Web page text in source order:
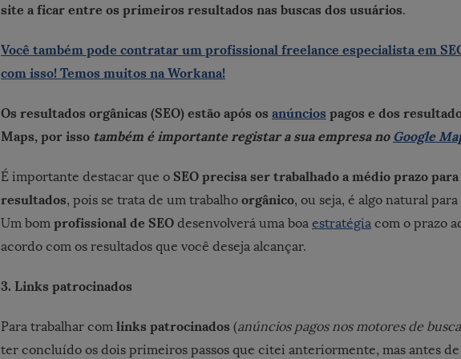
site a ficar entre os primeiros resultados nas buscas dos usuários.
Você também pode contratar um profissional freelance especialista em
com isso! Temos muitos na Workana!
Os resultados orgânicas (SEO) estão após os anúncios pagos e dos
Maps, por isso também é importante registar a sua empresa no Google
É importante destacar que o SEO precisa ser trabalhado a médio prazo
resultados, pois se trata de um trabalho orgânico, ou seja, é algo natural
Um bom profissional de SEO desenvolverá uma boa estratégia com o prazo
acordo com os resultados que você deseja alcançar.
3. Links patrocinados
Para trabalhar com links patrocinados (anúncios pagos nos motores de busca
ter concluído os dois primeiros passos que citei anteriormente, mas antes